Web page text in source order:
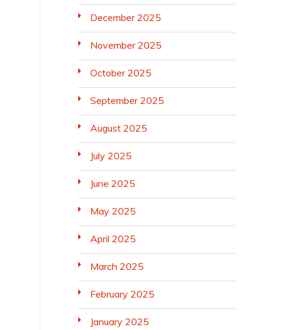
December 2025
November 2025
October 2025
September 2025
August 2025
July 2025
June 2025
May 2025
April 2025
March 2025
February 2025
January 2025